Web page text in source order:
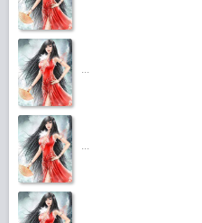
...
...